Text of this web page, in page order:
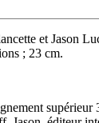
et Jason
; 23 cm.